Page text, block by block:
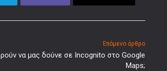
Επόμενο άρθρο
να μας δούνε σε Incognito στο Google
Maps;